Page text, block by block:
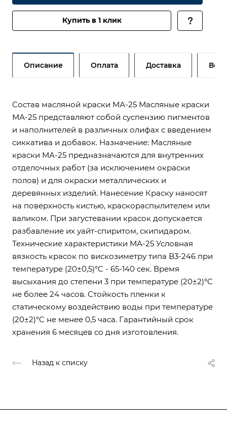
Купить в 1 клик
Описание Оплата Доставка
Состав масляной краски МА-25 Масляные краски
МА-25 представляют собой суспензию пигментов
и наполнителей в различных олифах с введением
сиккатива и добавок. Назначение: Масляные
краски МА-25 предназначаются для внутренних
отделочных работ (за исключением окраски
полов) и для окраски металлических и
деревянных изделий. Нанесение Краску наносят
на поверхность кистью, краскораспылителем или
валиком. При загустевании красок допускается
разбавление их уайт-спиритом, скипидаром.
Технические характеристики МА-25 Условная
вязкость красок по вискозиметру типа B3-246 при
температуре (20±0,5)°C - 65-140 сек. Время
высыхания до степени 3 при температуре (20±2)°C
не более 24 часов. Стойкость пленки к
статическому воздействию воды при температуре
(20±2)°C не менее 0,5 часа. Гарантийный срок
хранения 6 месяцев со дня изготовления.
Назад к списку